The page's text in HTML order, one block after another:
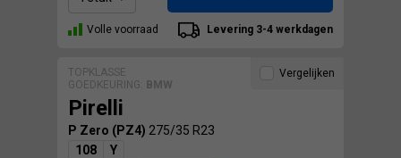
Volle voorraad Levering 3-4 werkdagen
TOPKLASSE
GOEDKEURING:
BMW
Pirelli
P Zero (PZ4) 275/35 R23
108
Y
Vergelijken